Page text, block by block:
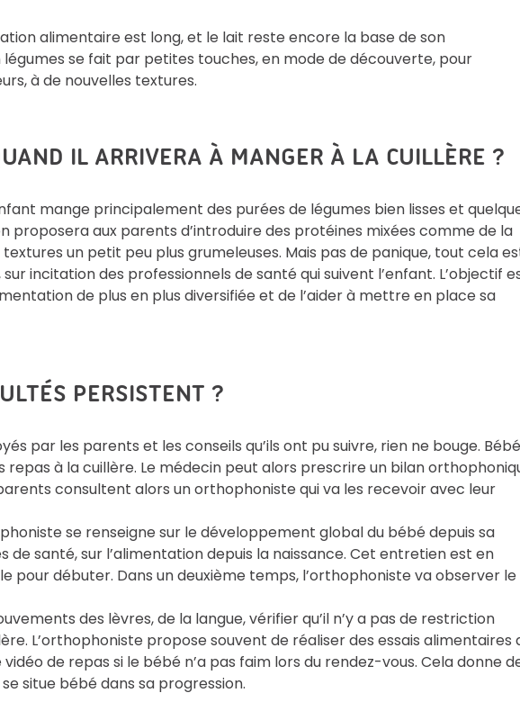
alimentaire est long, et le lait reste encore la base de son
se fait par petites touches, en mode de découverte, pour
à de nouvelles textures.
IL ARRIVERA À MANGER À LA CUILLÈRE ?
mange principalement des purées de légumes bien lisses et
proposera aux parents d’introduire des protéines mixées comme de la
un petit peu plus grumeleuses. Mais pas de panique, tout cela
incitation des professionnels de santé qui suivent l’enfant. L’objectif
de plus en plus diversifiée et de l’aider à mettre en place sa
PERSISTENT ?
par les parents et les conseils qu’ils ont pu suivre, rien ne bouge. Bébé
à la cuillère. Le médecin peut alors prescrire un bilan
consultent alors un orthophoniste qui va les recevoir avec leur
se renseigne sur le développement global du bébé depuis sa
de santé, sur l’alimentation depuis la naissance. Cet entretien est en
pour débuter. Dans un deuxième temps, l’orthophoniste va observer le
des lèvres, de la langue, vérifier qu’il n’y a pas de restriction
L’orthophoniste propose souvent de réaliser des essais alimentaires
de repas si le bébé n’a pas faim lors du rendez-vous. Cela donne
situe bébé dans sa progression.